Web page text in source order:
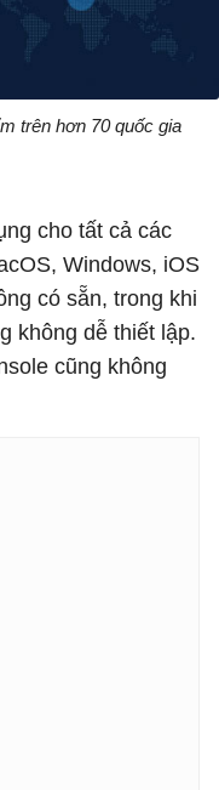
trên hơn 70 quốc gia
cho tất cả các
Windows, iOS
có sẵn, trong khi
không dễ thiết lập.
cũng không